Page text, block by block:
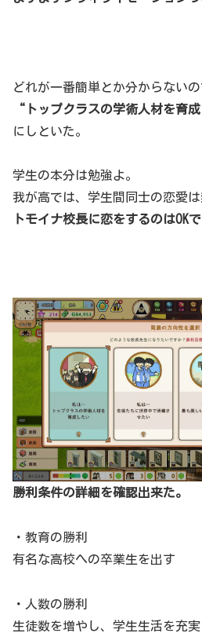
どれが一番簡単とか分からないの
“トップクラスの学術人材を育
にしといた。
学生の本分は勉強よ。
我が高では、学生間同士の恋愛は
トモイナ校長に恋をするのはOKで
勝利条件の詳細を確認出来た。
・教育の勝利
有名な高校への卒業生を出す
・人数の勝利
生徒数を増やし、学生生活を充実